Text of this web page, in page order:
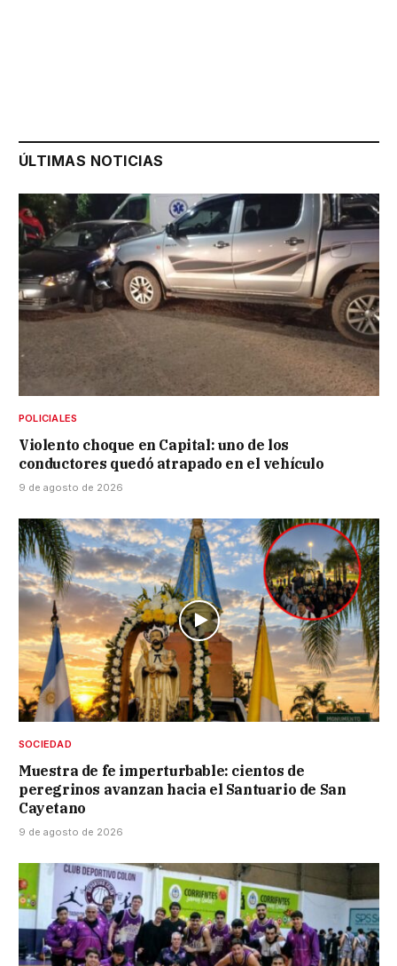
ÚLTIMAS NOTICIAS
POLICIALES
Violento choque en Capital: uno de los
conductores quedó atrapado en el vehículo
9 de agosto de 2026
SOCIEDAD
Muestra de fe imperturbable: cientos de
peregrinos avanzan hacia el Santuario de San
Cayetano
9 de agosto de 2026